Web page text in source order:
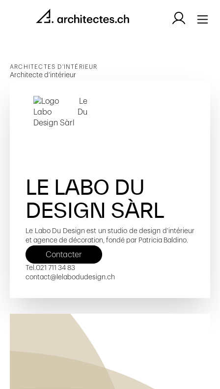
ARCHITECTES D'INTÉRIEUR
Architecte d’intérieur
LE LABO DU
DESIGN SÀRL
Le Labo Du Design est un studio de design d’intérieur
et agence de décoration, fondé par Patricia Baldino.
Contacter
Tel.021 711 34 83
contact@lelabodudesign.ch